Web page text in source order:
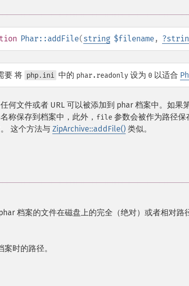
Phar::addFile(string $filename, ?
要 将 php.ini 中的 phar.readonly 设为 0 以适合
何文件或者 URL 可以被添加到 phar 档案中。如果
称保存到档案中，此外， file 参数会被作为路径保
这个方法与 ZipArchive::addFile() 类似。
档案的文件在磁盘上的完全（绝对）或者相对路
时的路径。